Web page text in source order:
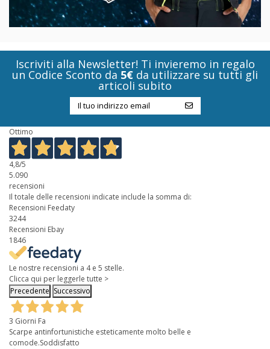
Iscriviti alla Newsletter! Ti invieremo in regalo
un Codice Sconto da 5€ da utilizzare su tutti gli
articoli subito
Ottimo
4,8/5
5.090
recensioni
Il totale delle recensioni indicate include la somma di:
Recensioni Feedaty
3244
Recensioni Ebay
1846
Le nostre recensioni a 4 e 5 stelle.
Clicca qui per leggerle tutte >
Precedente Successivo
3 Giorni Fa
Scarpe antinfortunistiche esteticamente molto belle e
comode.Soddisfatto